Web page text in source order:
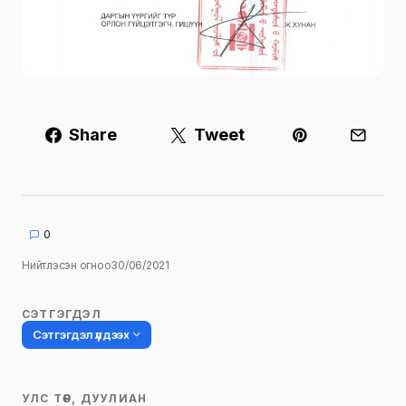
Share Tweet
0
Нийтлэсэн огноо30/06/2021
СЭТГЭГДЭЛ
Сэтгэгдэл үлдээх
УЛС ТӨР, ДУУЛИАН